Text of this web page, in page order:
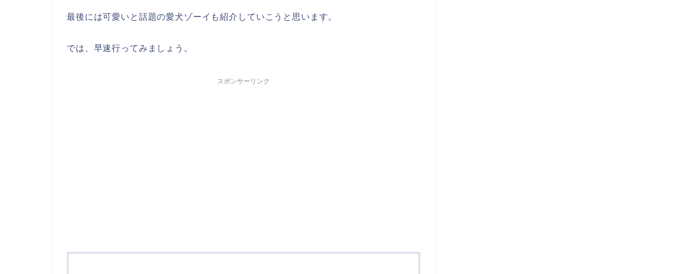
最後には可愛いと話題の愛犬ゾーイも紹介 していこうと思います。
では、早速行ってみましょう。
スポンサーリンク